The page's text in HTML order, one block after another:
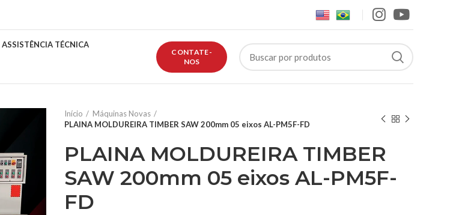
ASSISTÊNCIA TÉCNICA
CONTATE-
NOS
Início
Máquinas Novas
PLAINA MOLDUREIRA TIMBER SAW 200mm 05 eixos AL-PM5F-FD
PLAINA MOLDUREIRA TIMBER
SAW 200mm 05 eixos AL-PM5F-
FD